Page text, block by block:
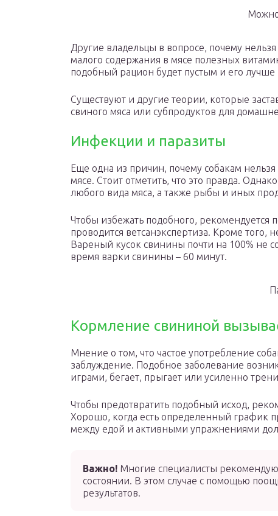
Другие владельцы в вопросе, почему
малого содержания в мясе полезных
подобный рацион будет пустым и его лучше
Существуют и другие теории, которые
свиного мяса или субпродуктов для
Инфекции и паразиты
Еще одна из причин, почему собакам
мясе. Стоит отметить, что это правда.
любого вида мяса, а также рыбы и иных
Чтобы избежать подобного, рекомендуется
проводится ветсанэкспертиза. Кроме того,
Вареный кусок свинины почти на 100% не
время варки свинины – 60 минут.
Кормление свининой
Мнение о том, что частое употребление
заблуждение. Подобное заболевание
играми, бегает, прыгает или усиленно
Чтобы предотвратить подобный исход,
Хорошо, когда есть определенный график
между едой и активными упражнениями
Важно! Многие специалисты
состоянии. В этом случае с помощью
результатов.